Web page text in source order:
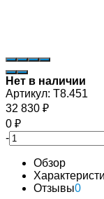
Нет в наличии
Артикул: T8.451
32 830 ₽
0 ₽
-
Обзор
Отзывы0